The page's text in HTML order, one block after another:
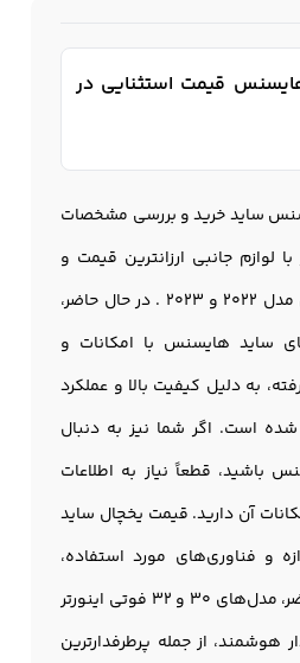
قیمت استثنایی در
ساید خرید و بررسی مشخصات
جانبی ارزانترین قیمت و
بهترین مدل و جدیدترین مدل 2022 و 2023 . در حال حاضر،
ساید هایسنس با امکانات و
به دلیل کیفیت بالا و عملکرد
شده است. اگر شما نیز به دنبال
باشید، قطعاً نیاز به اطلاعات
آن دارید. قیمت یخچال ساید
و فناوری‌های مورد استفاده،
متفاوت است. در حال حاضر، مدل‌های 30 و 32 فوتی اینورتر
هوشمند، از جمله پرطرفدارترین